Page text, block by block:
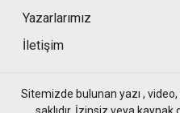
Yazarlarımız
İletişim
Sitemizde bulunan yazı ,